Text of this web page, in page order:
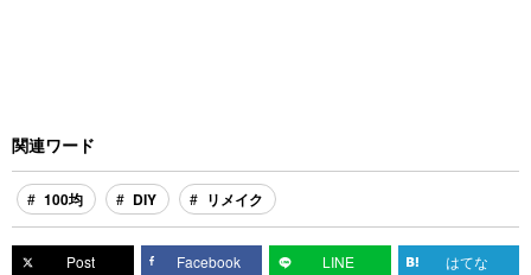
関連ワード
100均 DIY リメイク
Post Facebook LINE はてな